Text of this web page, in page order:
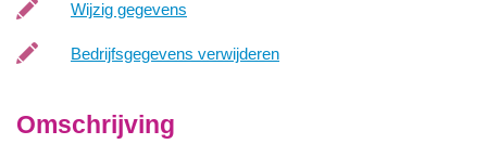
Wijzig gegevens
Bedrijfsgegevens verwijderen
Omschrijving